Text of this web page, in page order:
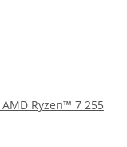
Ryzen™ 7 255